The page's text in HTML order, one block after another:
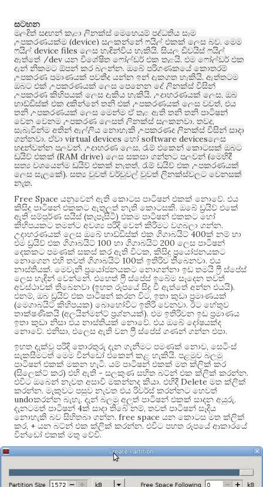
සටහන
මුලදිත් සඳහන් කළා ලිනක්ස් මෙහෙයුම් පද්ධතිය සෑම
උපකරණයක්ම (device) සලකන්නේ ෆයිල් එකක් ලෙස බව. මෙම
ෆයිල් device files ලෙස හැඳින්විය හැකියි. සියලු ඩිවයිස් ෆයිල්
ඇත්තේ /dev යන විශේෂිත ෆෝල්ඩර් එක තුළයි. එම ෆෝල්ඩර් එක
දැන් නිකමට ඕපන් කර බලන්න. ඔබේ පරිගණකයේ කොතරම්
උපකරණ ප්‍රමාණයක් පවතීද යන්න ඉන් දැකගත හැකියි. ඇත්තටම
ඔබට එක් උපකරණයක් ලෙස පෙනෙන දේ ලිනක්ස් විසින්
උපකරණ කිහිපයක් ලෙස දැකිය හැකියි. උදාහරණයක් ලෙස, ඔබ
හාඩ්ඩිස්ක් එක දකින්නේ තනි එක් උපකරණයක් ලෙස වුවත්, එය
තනි උපකරණයක් ලෙස මෙන්ම ඒ තුළ ඇති තනි තනි පාටිෂන්
වෙන වෙනම උපකරණ ලෙසත් ලිනක්ස් සලකනවා. තවද,
සැබැවින්ම අතින් ඇල්ලිය නොහැකි උපකරණද ලිනක්ස් විසින් සාදා
ගන්නවා. ඒවා virtual devices හෝ software devicesලෙස
හඳුන්වන්න පුලුවන්. උදාහරණ ලෙස, රැම් එකෙන් කොටසක් ඔබට
ඩ්‍රයිව් එකක් (RAM drive) ලෙස සකසා ගන්නට පුලුවන් (මෙහිදී
සත්‍ය වශයෙන්ම ඩ්‍රයිව් එකක් නැතත්, රැම් ඩ්‍රයිව් එක උපකරණයක්
ලෙස සැලකේ). සත්‍ය වුවත් වර්චුවල් වුවත් ලිනක්ස්වලට වෙනසක්
නැත.
Free Space යනුවෙන් ඇති කොටස පාටිෂන් එකක් නොවේ. එය
කිසිදු පාටිෂන් එකකට ඇතුලත් නැති කොටසකි. ඔබේ ඩ්‍රයිව් එකේ
ඇති සම්පූර්ණ සයිස් (කැපෑසිටි) එකම පාටිෂන් එකකට හෝ
කිහිපයකට තමන්ට අවශ්‍ය පරිදි වෙන් කිරීමට වගබලා ගන්න.
උදාහරණයක් ලෙස ඔබේ හාඩ්ඩිස්ක් එක ගිගාබයිට් 400ක් නම් හා
එම ඩ්‍රයිව් එක ගිගාබයිට් 100 හා ගිගාබයිට් 200 ලෙස පාටිෂන්
දෙකකට පමණක් සකස් කර ඇති විටක, කිසිදු ප්‍රයෝජනයකට
නොගෙන එහි තවත් ගිගාබයිට් 100ක් ඉතිරිව තිබෙනවා. එය
නාස්තියක්. මෙවැනි ප්‍රයෝජනයකට නොගන්නා ඉඩ තමයි ෆ්‍රී ස්පේස්
ලෙස හැඳින් වෙන්නේ. එහෙත් ෆ්‍රී ස්පේස් ඉබේම සෑදෙන තවත්
අවස්ථාවක් තිබෙනවා (ඉහත රූපයේ සිදු වී ඇත්තේ අන්න එයයි).
එනම්, ඔබ ඩ්‍රයිව් එක පාටිෂන් කරන විට, ඉතා කුඩා ප්‍රමාණයක්
(මෙගාබයිට් කිහිපයක) බොහෝවිට ඉතිරි වෙනවා. ඊට හේතුව
තාක්ෂණිකයි (අලයින්මන්ට් ප්‍රශ්නයක්). එම ඉතිරිවන ඉඩ ප්‍රමාණය
ඉතා කුඩා නිසා එය නාස්තියක් නොවේ. එය ඔබේ දෝෂයක්ද
නොවේ. එනිසා, එලෙස ඇති වන ෆ්‍රී ස්පේස් ගණන් ගන්න එපා.
ඉහත දැක්වූ පරිදි තොරතුරු දැන ගැනීමට පමණක් නොව, සෙටිංස්
සැකසීමටත් මෙම වින්ඩෝ එකෙන් කළ හැකියි. පළමුව බලමු
පාටිෂන් එකක් මකන හැටි. යම් පාටිෂන් එකක් මත ක්ලික් කර
(සිලෙක්ට් කර) එහි ඇති - සලකුණ සහිත බට්න් එක ක්ලික් කරන්න.
එවිට ඔබෙන් නැවත අසාවි මකන්නද කියා. එහිදී Delete මත ක්ලික්
කරන්න. මැකුවට පසුව නැවත එය රිවර්ස් කරන්නට හෙවත්
undoකරන්න බැහැ.දැන් බලමු අලුත් පාටිෂන් එකක් සාදන අයුරු.
දැනටමත් පාටිෂන් 4ක් සාදා තිබේ නම්, තවත් පාටිෂන් සෑදිය
නොහැකි බව සිහිතබා ගන්න. free space යන කොටස මත ක්ලික්
කර, + යන බට්න් එක ක්ලික් කරන්න. එවිට පහත රූපයේ ආකාරයේ
වින්ඩෝ එකක් මතු වේවි.